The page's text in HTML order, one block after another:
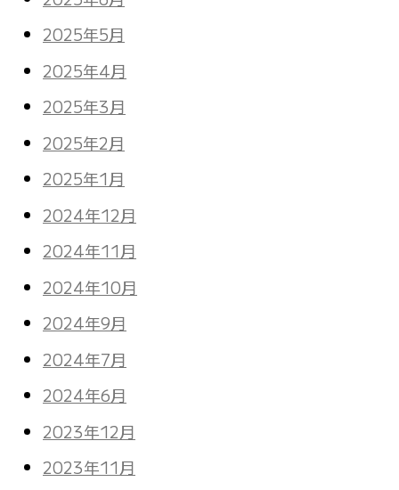
2025年5月
2025年4月
2025年3月
2025年2月
2025年1月
2024年12月
2024年11月
2024年10月
2024年9月
2024年7月
2024年6月
2023年12月
2023年11月